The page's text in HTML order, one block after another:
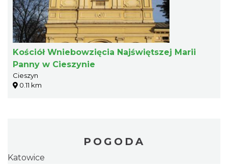
Kościół Wniebowzięcia Najświętszej Marii
Panny w Cieszynie
Cieszyn
0.11 km
POGODA
Katowice